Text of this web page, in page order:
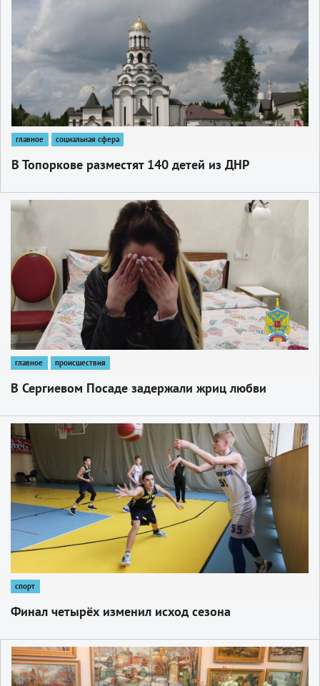
главное социальная сфера
В Топоркове разместят 140 детей из ДНР
1
главное происшествия
В Сергиевом Посаде задержали жриц любви
спорт
Финал четырёх изменил исход сезона
1